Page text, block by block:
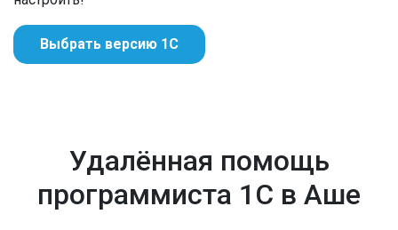
Выбрать версию 1С
Удалённая помощь
программиста 1С в Аше